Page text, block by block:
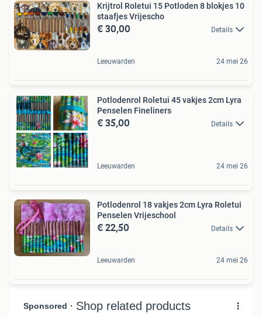
Krijtrol Roletui 15 Potloden 8 blokjes 10
staafjes Vrijescho
€ 30,00 Details
Leeuwarden 24 mei 26
Potlodenrol Roletui 45 vakjes 2cm Lyra
Penselen Fineliners
€ 35,00 Details
Leeuwarden 24 mei 26
Potlodenrol 18 vakjes 2cm Lyra Roletui
Penselen Vrijeschool
€ 22,50 Details
Leeuwarden 24 mei 26